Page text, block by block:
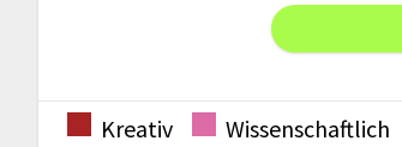
Kreativ Wissenschaftlich